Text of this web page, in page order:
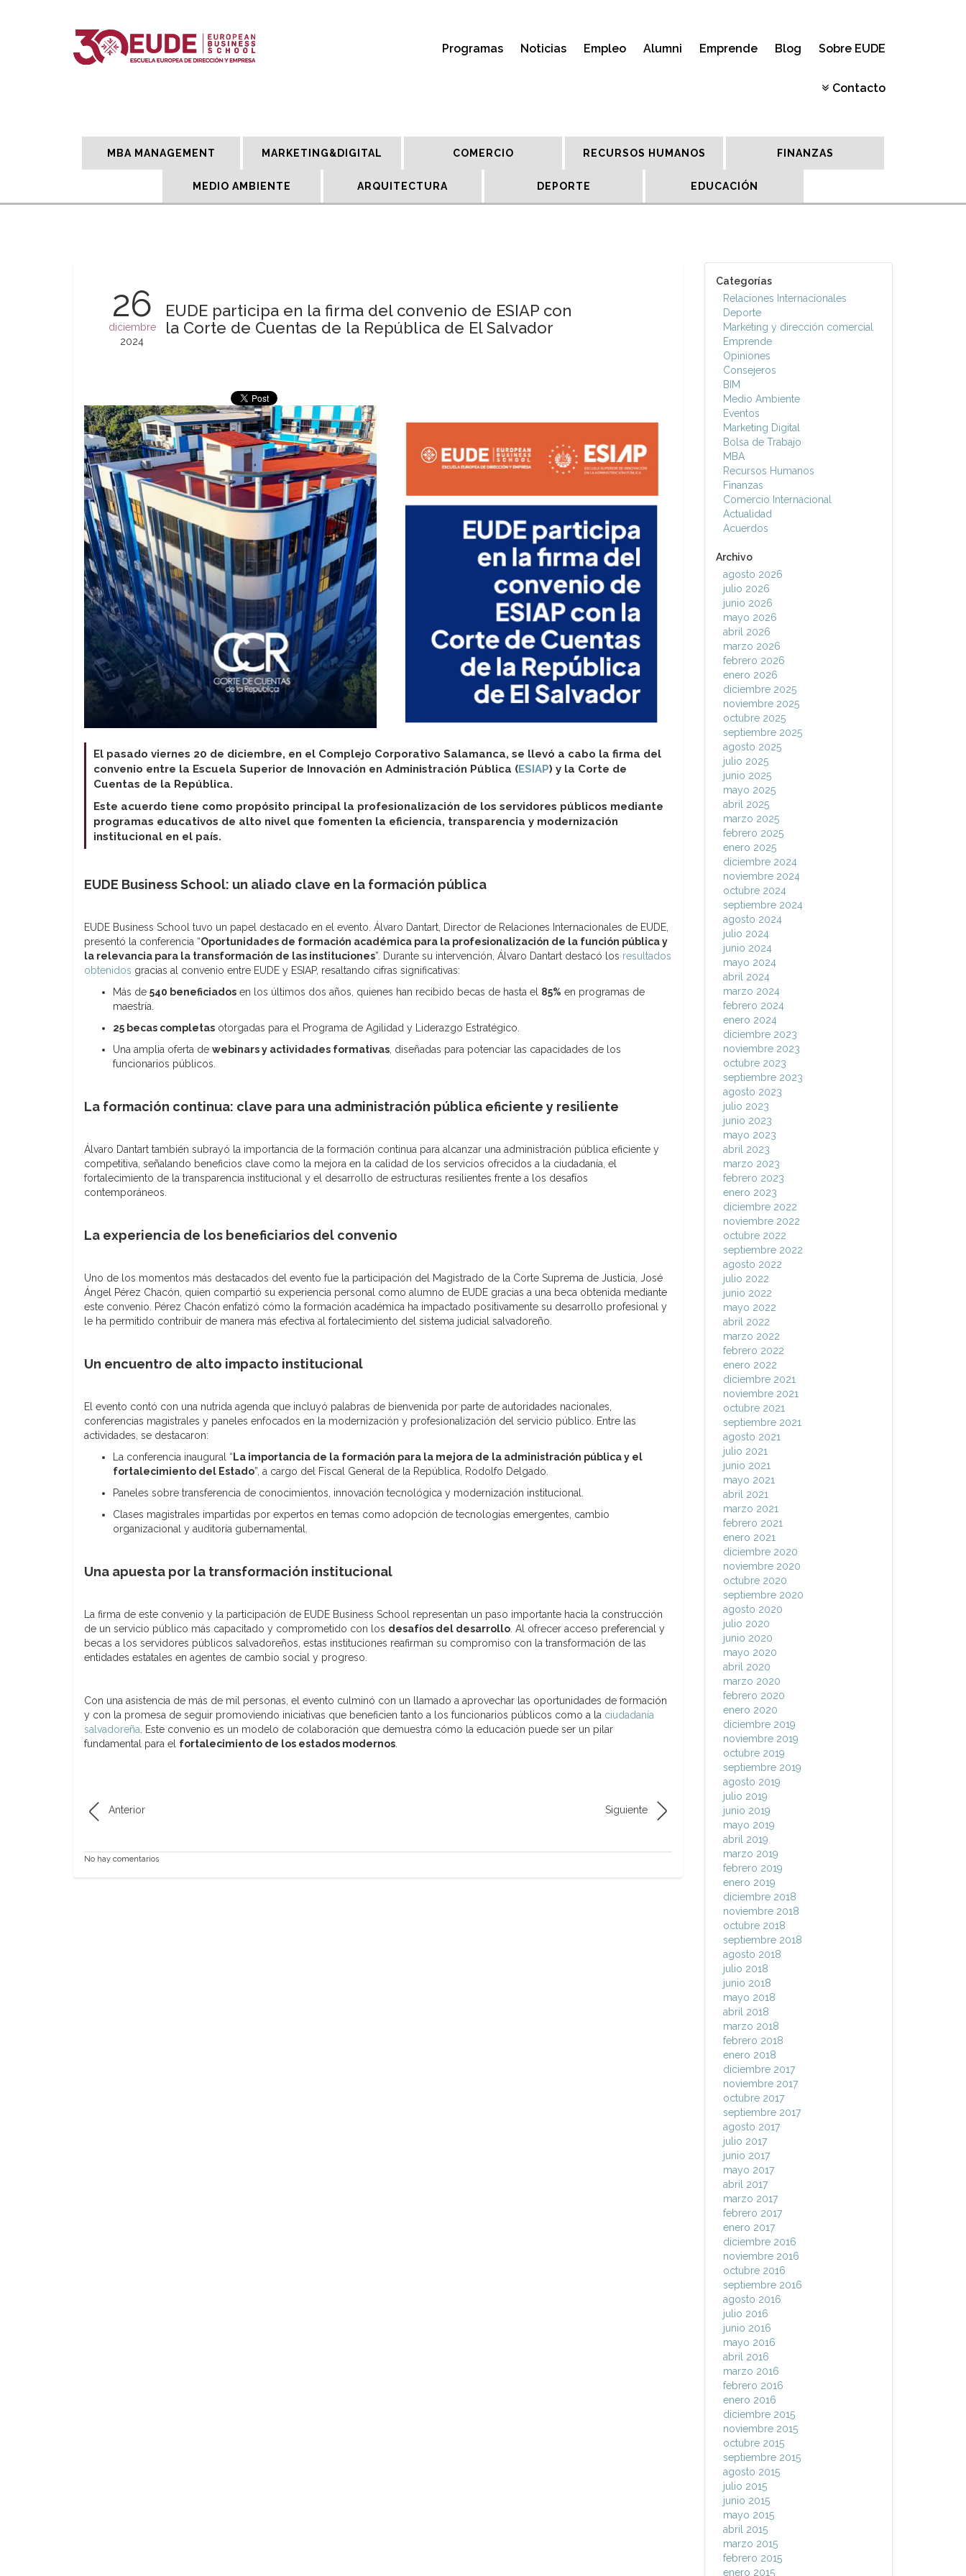
Programas Noticias Empleo Alumni Emprende Blog Sobre EUDE
Contacto
MBA MANAGEMENT MARKETING&DIGITAL COMERCIO RECURSOS HUMANOS FINANZAS
MEDIO AMBIENTE ARQUITECTURA DEPORTE EDUCACIÓN
26
diciembre
2024
EUDE participa en la firma del convenio de ESIAP con
la Corte de Cuentas de la República de El Salvador
El pasado viernes 20 de diciembre, en el Complejo Corporativo Salamanca, se llevó a cabo la firma del
convenio entre la Escuela Superior de Innovación en Administración Pública (ESIAP) y la Corte de
Cuentas de la República.
Este acuerdo tiene como propósito principal la profesionalización de los servidores públicos mediante
programas educativos de alto nivel que fomenten la eficiencia, transparencia y modernización
institucional en el país.
EUDE Business School: un aliado clave en la formación pública
EUDE Business School tuvo un papel destacado en el evento. Álvaro Dantart, Director de Relaciones Internacionales de EUDE,
presentó la conferencia “Oportunidades de formación académica para la profesionalización de la función pública y
la relevancia para la transformación de las instituciones”. Durante su intervención, Álvaro Dantart destacó los resultados
obtenidos gracias al convenio entre EUDE y ESIAP, resaltando cifras significativas:
Más de 540 beneficiados en los últimos dos años, quienes han recibido becas de hasta el 85% en programas de
maestría.
25 becas completas otorgadas para el Programa de Agilidad y Liderazgo Estratégico.
Una amplia oferta de webinars y actividades formativas , diseñadas para potenciar las capacidades de los
funcionarios públicos.
La formación continua: clave para una administración pública eficiente y resiliente
Álvaro Dantart también subrayó la importancia de la formación continua para alcanzar una administración pública eficiente y
competitiva, señalando beneficios clave como la mejora en la calidad de los servicios ofrecidos a la ciudadanía, el
fortalecimiento de la transparencia institucional y el desarrollo de estructuras resilientes frente a los desafíos
contemporáneos.
La experiencia de los beneficiarios del convenio
Uno de los momentos más destacados del evento fue la participación del Magistrado de la Corte Suprema de Justicia, José
Ángel Pérez Chacón, quien compartió su experiencia personal como alumno de EUDE gracias a una beca obtenida mediante
este convenio. Pérez Chacón enfatizó cómo la formación académica ha impactado positivamente su desarrollo profesional y
le ha permitido contribuir de manera más efectiva al fortalecimiento del sistema judicial salvadoreño.
Un encuentro de alto impacto institucional
El evento contó con una nutrida agenda que incluyó palabras de bienvenida por parte de autoridades nacionales,
conferencias magistrales y paneles enfocados en la modernización y profesionalización del servicio público. Entre las
actividades, se destacaron:
La conferencia inaugural “ La importancia de la formación para la mejora de la administración pública y el
fortalecimiento del Estado”, a cargo del Fiscal General de la República, Rodolfo Delgado.
Paneles sobre transferencia de conocimientos, innovación tecnológica y modernización institucional.
Clases magistrales impartidas por expertos en temas como adopción de tecnologías emergentes, cambio
organizacional y auditoría gubernamental.
Una apuesta por la transformación institucional
La firma de este convenio y la participación de EUDE Business School representan un paso importante hacia la construcción
de un servicio público más capacitado y comprometido con los desafíos del desarrollo . Al ofrecer acceso preferencial y
becas a los servidores públicos salvadoreños, estas instituciones reafirman su compromiso con la transformación de las
entidades estatales en agentes de cambio social y progreso.
Con una asistencia de más de mil personas, el evento culminó con un llamado a aprovechar las oportunidades de formación
y con la promesa de seguir promoviendo iniciativas que beneficien tanto a los funcionarios públicos como a la ciudadanía
salvadoreña . Este convenio es un modelo de colaboración que demuestra cómo la educación puede ser un pilar
fundamental para el fortalecimiento de los estados modernos
Anterior Siguiente
No hay comentarios
Categorías
Relaciones Internacionales
Deporte
Marketing y dirección comercial
Emprende
Opiniones
Consejeros
BIM
Medio Ambiente
Eventos
Marketing Digital
Bolsa de Trabajo
MBA
Recursos Humanos
Finanzas
Comercio Internacional
Actualidad
Acuerdos
Archivo
agosto 2026
julio 2026
junio 2026
mayo 2026
abril 2026
marzo 2026
febrero 2026
enero 2026
diciembre 2025
noviembre 2025
octubre 2025
septiembre 2025
agosto 2025
julio 2025
junio 2025
mayo 2025
abril 2025
marzo 2025
febrero 2025
enero 2025
diciembre 2024
noviembre 2024
octubre 2024
septiembre 2024
agosto 2024
julio 2024
junio 2024
mayo 2024
abril 2024
marzo 2024
febrero 2024
enero 2024
diciembre 2023
noviembre 2023
octubre 2023
septiembre 2023
agosto 2023
julio 2023
junio 2023
mayo 2023
abril 2023
marzo 2023
febrero 2023
enero 2023
diciembre 2022
noviembre 2022
octubre 2022
septiembre 2022
agosto 2022
julio 2022
junio 2022
mayo 2022
abril 2022
marzo 2022
febrero 2022
enero 2022
diciembre 2021
noviembre 2021
octubre 2021
septiembre 2021
agosto 2021
julio 2021
junio 2021
mayo 2021
abril 2021
marzo 2021
febrero 2021
enero 2021
diciembre 2020
noviembre 2020
octubre 2020
septiembre 2020
agosto 2020
julio 2020
junio 2020
mayo 2020
abril 2020
marzo 2020
febrero 2020
enero 2020
diciembre 2019
noviembre 2019
octubre 2019
septiembre 2019
agosto 2019
julio 2019
junio 2019
mayo 2019
abril 2019
marzo 2019
febrero 2019
enero 2019
diciembre 2018
noviembre 2018
octubre 2018
septiembre 2018
agosto 2018
julio 2018
junio 2018
mayo 2018
abril 2018
marzo 2018
febrero 2018
enero 2018
diciembre 2017
noviembre 2017
octubre 2017
septiembre 2017
agosto 2017
julio 2017
junio 2017
mayo 2017
abril 2017
marzo 2017
febrero 2017
enero 2017
diciembre 2016
noviembre 2016
octubre 2016
septiembre 2016
agosto 2016
julio 2016
junio 2016
mayo 2016
abril 2016
marzo 2016
febrero 2016
enero 2016
diciembre 2015
noviembre 2015
octubre 2015
septiembre 2015
agosto 2015
julio 2015
junio 2015
mayo 2015
abril 2015
marzo 2015
febrero 2015
enero 2015